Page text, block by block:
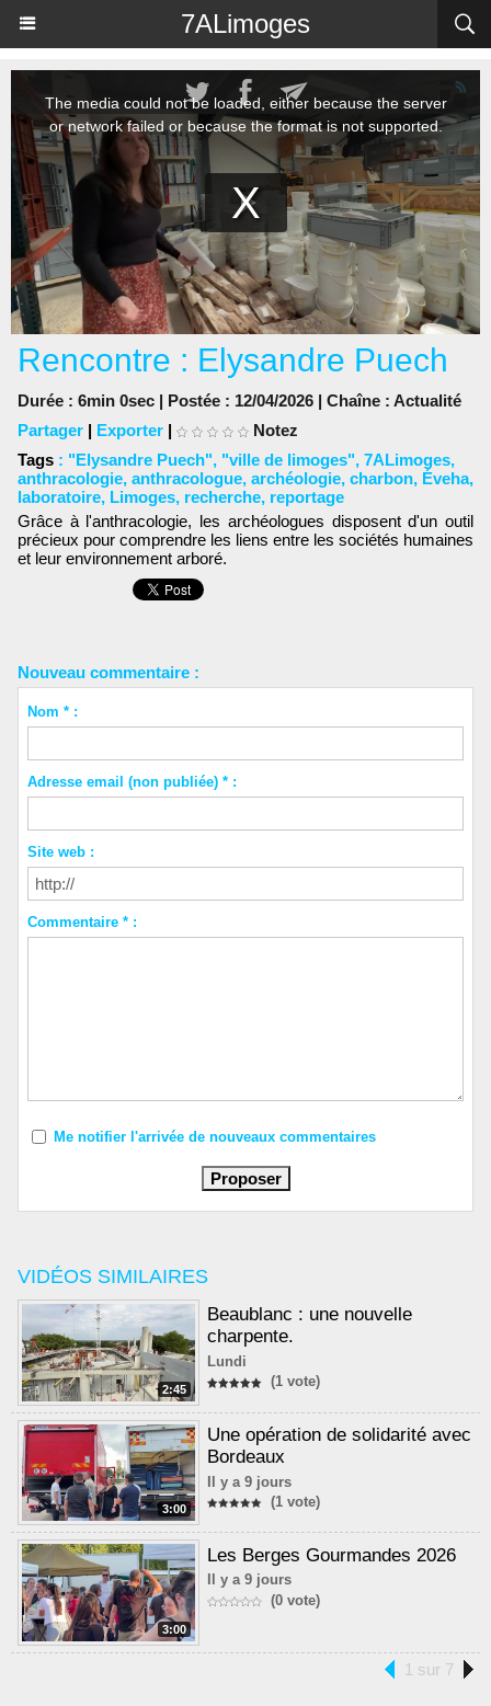
7ALimoges
VIDÉOS SIMILAIRES
2:45
Beaublanc : une nouvelle
charpente.
Lundi
(1 vote)
3:00
Une opération de solidarité avec
Bordeaux
Il y a 9 jours
(1 vote)
3:00
Les Berges Gourmandes 2026
Il y a 9 jours
(0 vote)
1 sur 7
Rencontre : Elysandre Puech
Durée : 6min 0sec | Postée : 12/04/2026 | Chaîne : Actualité
Partager | Exporter |
Notez
Tags : "Elysandre Puech", "ville de limoges", 7ALimoges,
anthracologie, anthracologue, archéologie, charbon, Éveha,
laboratoire, Limoges, recherche, reportage
Grâce à l'anthracologie, les archéologues disposent d'un outil
précieux pour comprendre les liens entre les sociétés humaines
et leur environnement arboré.
Nouveau commentaire :
Nom * :
Adresse email (non publiée) * :
Site web :
Commentaire * :
Me notifier l'arrivée de nouveaux commentaires